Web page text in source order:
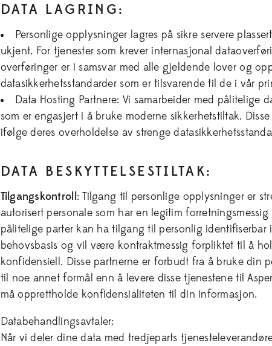
DATA LAGRING:
Personlige opplysninger lagres på sikre servere
ukjent. For tjenester som krever internasjonal
overføringer er i samsvar med alle gjeldende lover og
datasikkerhetsstandarder som er tilsvarende til de i vår
Data Hosting Partnere: Vi samarbeider med pålitelige
som er engasjert i å bruke moderne sikkerhetstiltak.
ifølge deres overholdelse av strenge
DATA BESKYTTELSESTILTAK:
Tilgangskontroll: Tilgang til personlige opplysninger er
autorisert personale som har en legitim
pålitelige parter kan ha tilgang til personlig identifiserbar
behovsbasis og vil være kontraktmessig forpliktet til å
konfidensiell. Disse partnerne er forbudt fra å bruke din
til noe annet formål enn å levere disse tjenestene til
må opprettholde konfidensialiteten til din informasjon.
Databehandlingsavtaler:
Når vi deler dine data med tredjeparts